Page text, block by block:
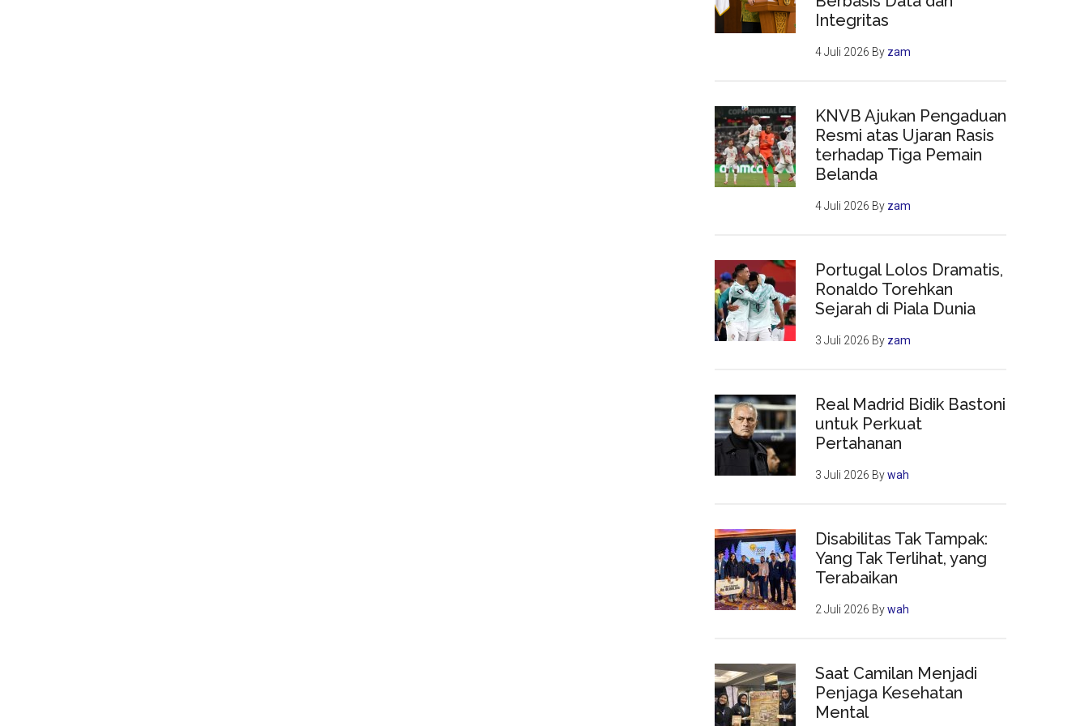
Integritas
4 Juli 2026 By zam
KNVB Ajukan Pengaduan
Resmi atas Ujaran Rasis
terhadap Tiga Pemain
Belanda
4 Juli 2026 By zam
Portugal Lolos Dramatis,
Ronaldo Torehkan
Sejarah di Piala Dunia
3 Juli 2026 By zam
Real Madrid Bidik Bastoni
untuk Perkuat
Pertahanan
3 Juli 2026 Bywah
Disabilitas Tak Tampak:
Yang Tak Terlihat, yang
Terabaikan
2 Juli 2026 Bywah
Saat Camilan Menjadi
Penjaga Kesehatan
Mental